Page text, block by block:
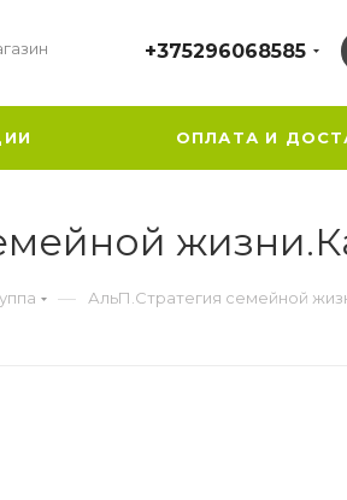
+375296068585
ОПЛАТА И
— АльП.Стратегия семейной